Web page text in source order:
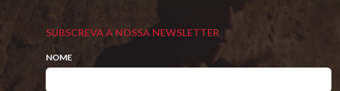
SUBSCREVA A NOSSA NEWSLETTER
NOME